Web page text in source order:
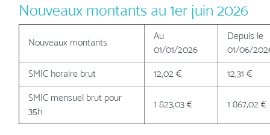
Nouveaux montants au 1er juin 2026
Nouveaux montants
Au
01/01/2026
Depuis le
01/06/
SMIC horaire brut 12,02 € 12,31 €
SMIC mensuel brut pour
35h
1 823,03 € 1 867,02 €